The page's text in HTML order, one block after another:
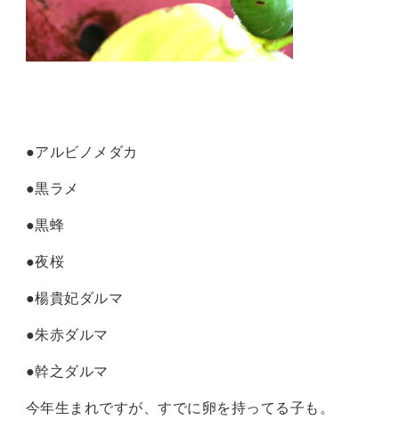
●アルビノメダカ
●黒ラメ
●黒蜂
●夜桜
●楊貴妃ダルマ
●朱赤ダルマ
●幹之ダルマ
今年生まれですが、すでに卵を持ってる子も。